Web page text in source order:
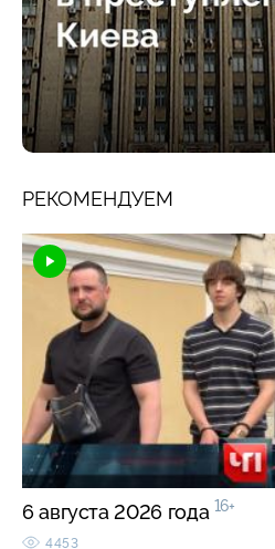
РЕКОМЕНДУЕМ
6 августа 2026 года 16+
4453